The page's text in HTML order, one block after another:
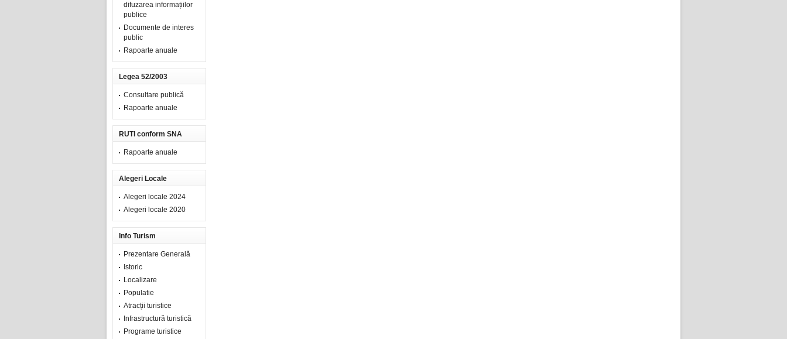
difuzarea informațiilor
publice
Documente de interes
public
Rapoarte anuale
Legea 52/2003
Consultare publică
Rapoarte anuale
RUTI conform SNA
Rapoarte anuale
Alegeri Locale
Alegeri locale 2024
Alegeri locale 2020
Info Turism
Prezentare Generală
Istoric
Localizare
Populatie
Atracții turistice
Infrastructură turistică
Programe turistice